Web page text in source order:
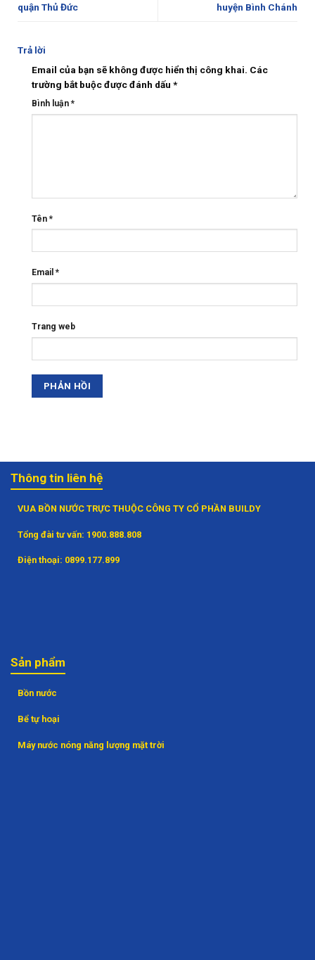
quận Thủ Đức
huyện Bình Chánh
Trả lời
Email của bạn sẽ không được hiển thị công khai. Các
trường bắt buộc được đánh dấu *
Bình luận*
Tên*
Email*
Trang web
Thông tin liên hệ
VUA BỒN NƯỚC TRỰC THUỘC CÔNG TY CỔ PHẦN BUILDY
Tổng đài tư vấn: 1900.888.808
Điện thoại: 0899.177.899
Sản phẩm
Bồn nước
Bể tự hoại
Máy nước nóng năng lượng mặt trời